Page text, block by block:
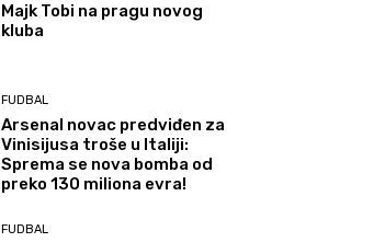
Majk Tobi na pragu novog
kluba
FUDBAL
Arsenal novac predviđen za
Vinisijusa troše u Italiji:
Sprema se nova bomba od
preko 130 miliona evra!
FUDBAL